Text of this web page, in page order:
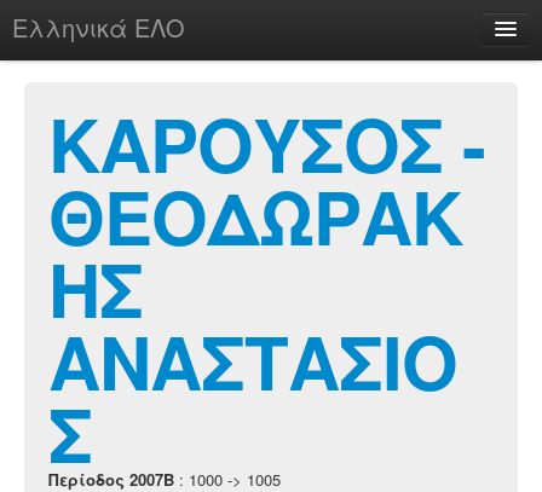
Ελληνικά ΕΛΟ
chesstu.be @ discord
Login
ΚΑΡΟΥΣΟΣ -
ΘΕΟΔΩΡΑΚ
ΗΣ
ΑΝΑΣΤΑΣΙΟ
Σ
Περίοδος 2007B : 1000 -> 1005